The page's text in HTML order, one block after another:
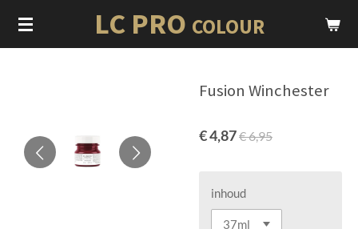
Ga
direct
LC PRO COLOUR
Fusion Winchester
€ 4,87€ 6,95
inhoud